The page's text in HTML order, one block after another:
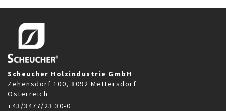
Scheucher Holzindustrie GmbH
Zehensdorf 100, 8092 Mettersdorf
Österreich
+43/3477/23 30-0